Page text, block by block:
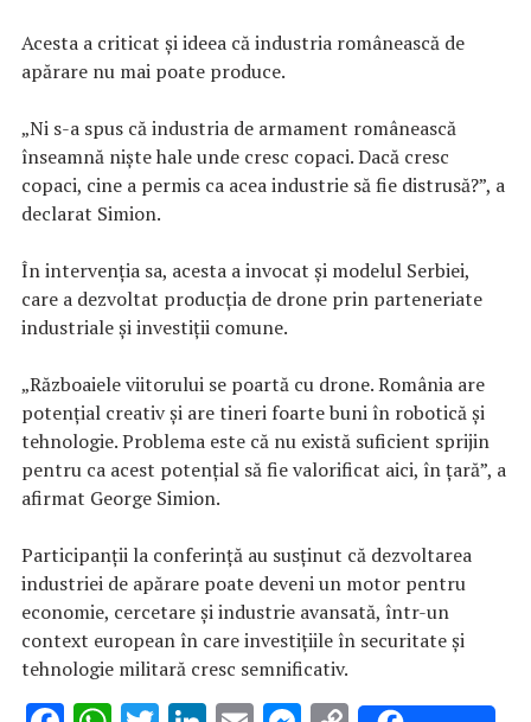
Acesta a criticat și ideea că industria românească de
apărare nu mai poate produce.
„Ni s-a spus că industria de armament românească
înseamnă niște hale unde cresc copaci. Dacă cresc
copaci, cine a permis ca acea industrie să fie distrusă?”, a
declarat Simion.
În intervenția sa, acesta a invocat și modelul Serbiei,
care a dezvoltat producția de drone prin parteneriate
industriale și investiții comune.
„Războaiele viitorului se poartă cu drone. România are
potențial creativ și are tineri foarte buni în robotică și
tehnologie. Problema este că nu există suficient sprijin
pentru ca acest potențial să fie valorificat aici, în țară”, a
afirmat George Simion.
Participanții la conferință au susținut că dezvoltarea
industriei de apărare poate deveni un motor pentru
economie, cercetare și industrie avansată, într-un
context european în care investițiile în securitate și
tehnologie militară cresc semnificativ.